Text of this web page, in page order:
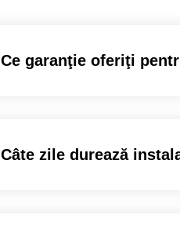
Ce garanţie oferiţi
Câte zile durează